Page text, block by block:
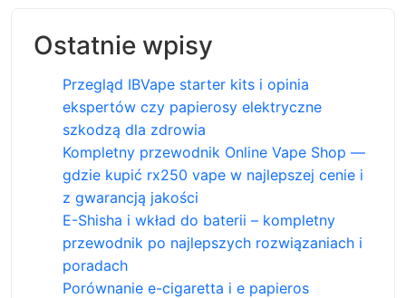
Ostatnie wpisy
Przegląd IBVape starter kits i opinia
ekspertów czy papierosy elektryczne
szkodzą dla zdrowia
Kompletny przewodnik Online Vape Shop —
gdzie kupić rx250 vape w najlepszej cenie i
z gwarancją jakości
E-Shisha i wkład do baterii – kompletny
przewodnik po najlepszych rozwiązaniach i
poradach
Porównanie e-cigaretta i e papieros